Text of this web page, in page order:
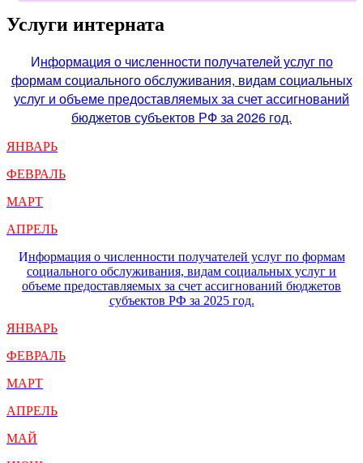
Услуги интерната
Информация о численности получателей услуг по
формам социального обслуживания, видам социальных
услуг и объеме предоставляемых за счет ассигнований
бюджетов субъектов РФ за 2026 год.
ЯНВАРЬ
ФЕВРАЛЬ
МАРТ
АПРЕЛЬ
Информация о численности получателей услуг по формам
социального обслуживания, видам социальных услуг и
объеме предоставляемых за счет ассигнований бюджетов
субъектов РФ за 2025 год.
ЯНВАРЬ
ФЕВРАЛЬ
МАРТ
АПРЕЛЬ
МАЙ